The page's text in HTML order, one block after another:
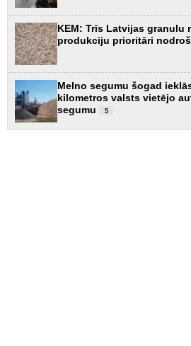
KEM: Trīs Latvijas granulu
produkciju prioritāri
Melno segumu šogad
kilometros valsts vietējo
segumu
5